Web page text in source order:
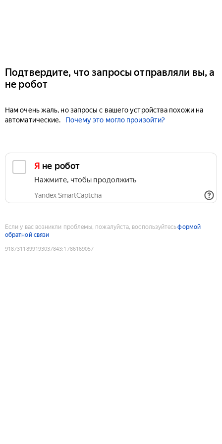
Подтвердите, что запросы отправляли вы, а
не робот
Нам очень жаль, но запросы с вашего устройства похожи на
автоматические.
Почему это могло произойти?
Я не робот
Нажмите, чтобы продолжить
Yandex SmartCaptcha
Если у вас возникли проблемы, пожалуйста, воспользуйтесьформой
обратной связи
9187311899193037843:1786169057